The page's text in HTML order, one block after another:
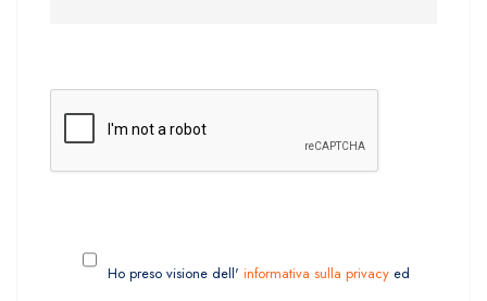
Ho preso visione dell' informativa sulla privacy ed